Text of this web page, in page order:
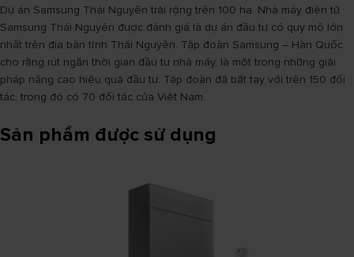
Dự án Samsung Thái Nguyên trải rộng trên 100 ha. Nhà máy điện tử
Samsung Thái Nguyên được đánh giá là dự án đầu tư có quy mô lớn
nhất trên địa bàn tỉnh Thái Nguyên. Tập đoàn Samsung – Hàn Quốc
cho rằng rút ngắn thời gian đầu tư nhà máy, là một trong những giải
pháp nâng cao hiệu quả đầu tư. Tập đoàn đã bắt tay với trên 150 đối
tác, trong đó có 70 đối tác của Việt Nam.
Sản phẩm được sử dụng